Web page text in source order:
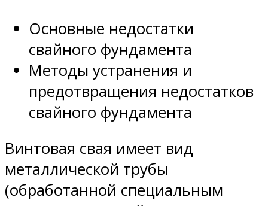
Основные недостатки
свайного фундамента
Методы устранения и
предотвращения недостатков
свайного фундамента
Винтовая свая имеет вид
металлической трубы
(обработанной специальным